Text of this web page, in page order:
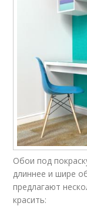
Обои под
длиннее и шире
предлагают
красить: